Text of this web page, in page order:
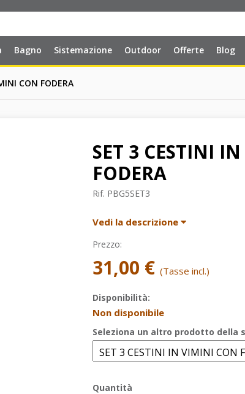
Bagno Sistemazione Outdoor Offerte Blog
CON FODERA
SET 3 CESTINI
FODERA
Rif. PBG5SET3
Vedi la descrizione
Prezzo:
31,00 € (Tasse incl.)
Disponibilità:
Non disponibile
Seleziona un altro prodotto della
Quantità